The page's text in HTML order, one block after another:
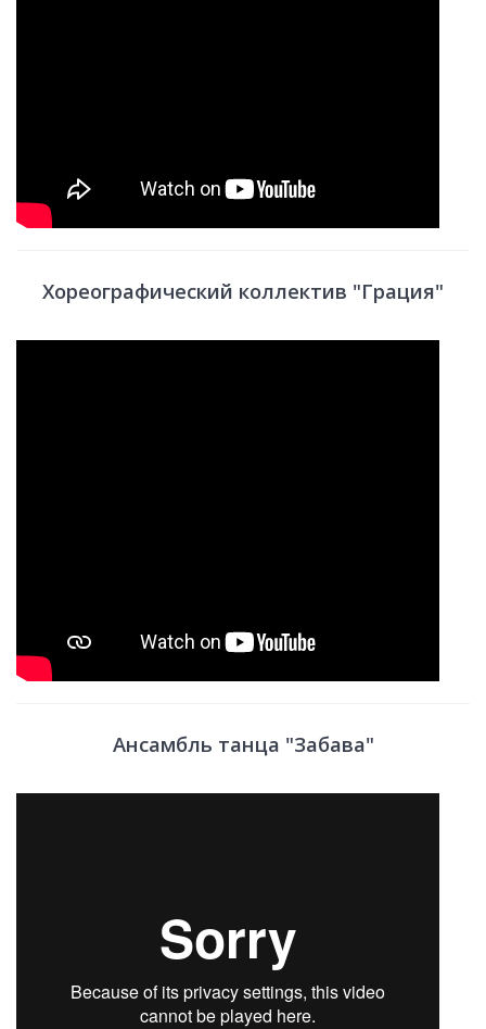
Хореографический коллектив "Грация"
Ансамбль танца "Забава"